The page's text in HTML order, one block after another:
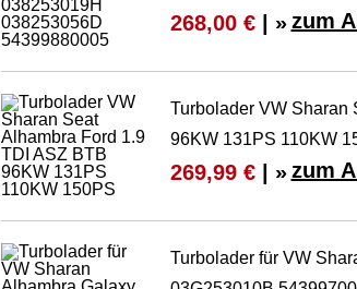
268,00 €| » zum
Turbolader VW Sharan
96KW 131PS 110KW
269,99 €| » zum
Turbolader für VW